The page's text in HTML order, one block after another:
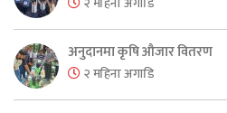
अनुदानमा कृषि औजार वितरण
२ महिना अगाडि